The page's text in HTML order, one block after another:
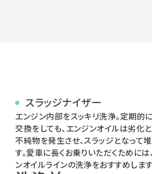
スラッジナイザー
エンジン内部をスッキリ洗浄。定期的
交換をしても、エンジンオイルは劣化
不純物を発生させ、スラッジとなって
す。愛車に長くお乗りいただくためには
ンオイルラインの洗浄をおすすめします